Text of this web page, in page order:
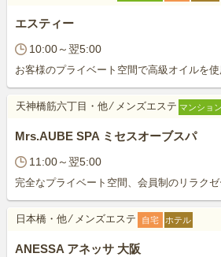
エスティー
10:00～翌5:00
お客様のプライベート空間で高級オイルを
天神橋筋六丁目・他⁄ メンズエステ マンション
Mrs.AUBE SPA ミセスオーブスパ
11:00～翌5:00
完全なプライベート空間、会員制のリラク
日本橋・他⁄ メンズエステ ホテル
自宅
ANESSA アネッサ 大阪